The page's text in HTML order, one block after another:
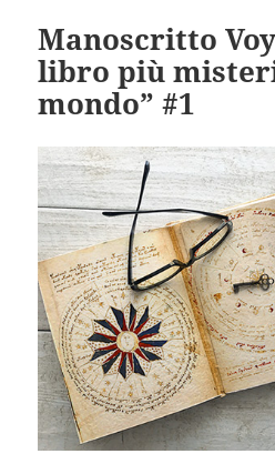
Manoscritto
libro più
mondo” #1